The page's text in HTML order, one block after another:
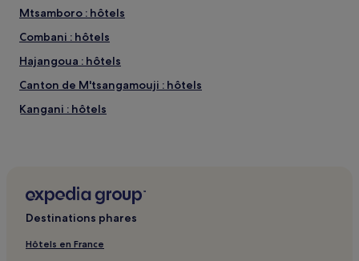
Mtsamboro : hôtels
Combani : hôtels
Hajangoua : hôtels
Canton de M'tsangamouji : hôtels
Kangani : hôtels
Ouangani : hôtels
Dembéni : hôtels
Tsingoni : hôtels
Destinations phares
Hôtels en France